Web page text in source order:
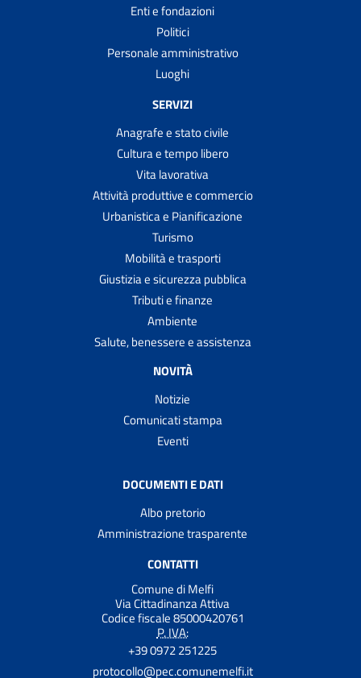
Enti e fondazioni
Politici
Personale amministrativo
Luoghi
SERVIZI
Anagrafe e stato civile
Cultura e tempo libero
Vita lavorativa
Attività produttive e commercio
Urbanistica e Pianificazione
Turismo
Mobilità e trasporti
Giustizia e sicurezza pubblica
Tributi e finanze
Ambiente
Salute, benessere e assistenza
NOVITÀ
Notizie
Comunicati stampa
Eventi
DOCUMENTI E DATI
Albo pretorio
Amministrazione trasparente
CONTATTI
Comune di Melfi
Via Cittadinanza Attiva
Codice fiscale 85000420761
P. IVA:
+39 0972 251225
protocollo@pec.comunemelfi.it